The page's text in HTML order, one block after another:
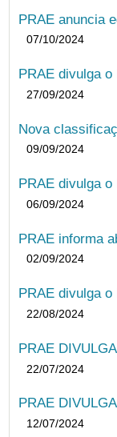
PRAE anuncia
07/10/2024
PRAE divulga
27/09/2024
Nova
09/09/2024
PRAE divulga
06/09/2024
PRAE informa
02/09/2024
PRAE divulga
22/08/2024
PRAE
22/07/2024
PRAE
12/07/2024